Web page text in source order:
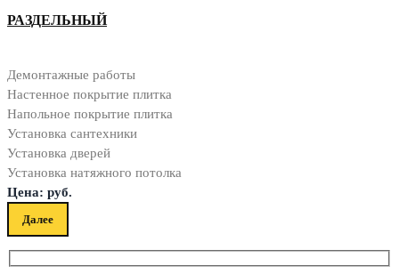
РАЗДЕЛЬНЫЙ
Демонтажные работы
Настенное покрытие плитка
Напольное покрытие плитка
Установка сантехники
Установка дверей
Установка натяжного потолка
Цена: руб.
Далее